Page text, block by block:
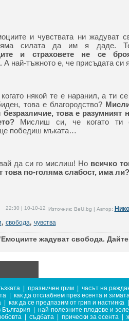
и чувствата ни жадуват
силата да им я даде.
и страховете не се
. А най-тъжното е, че присъдата си
някой те е наранил, а ти
това е благородство?
това е разумният
Мислиш си, че когато
победиш мъката…
да си го мислиш! Но всичко
това по-голяма слабост, има ли?
22:30 | 10-10-12 Източник: BeU.bg | Автор:
, свобода, чувства
жадуват свобода.
празничен грим часът на
как да отслабнем през есента и
как да се предпазим от грип и настинка
България
най-полезните плодове и
съдбата прически за есента